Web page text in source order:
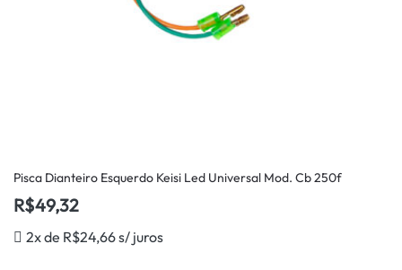
Pisca Dianteiro Esquerdo Keisi Led Universal Mod. Cb 250f
R$49,32
2x de R$24,66s/ juros